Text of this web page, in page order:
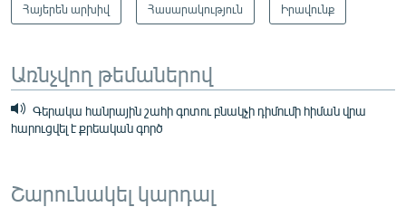
Հայերեն արխիվ Հասարակություն Իրավունք
Առնչվող թեմաներով
Գերակա հանրային շահի գոտու բնակչի դիմումի հիման վրա
հարուցվել է քրեական գործ
Շարունակել կարդալ